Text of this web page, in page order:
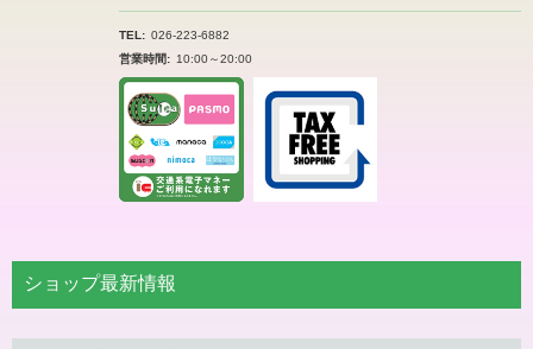
TEL
026-223-6882
営業時間
10:00～20:00
ショップ最新情報